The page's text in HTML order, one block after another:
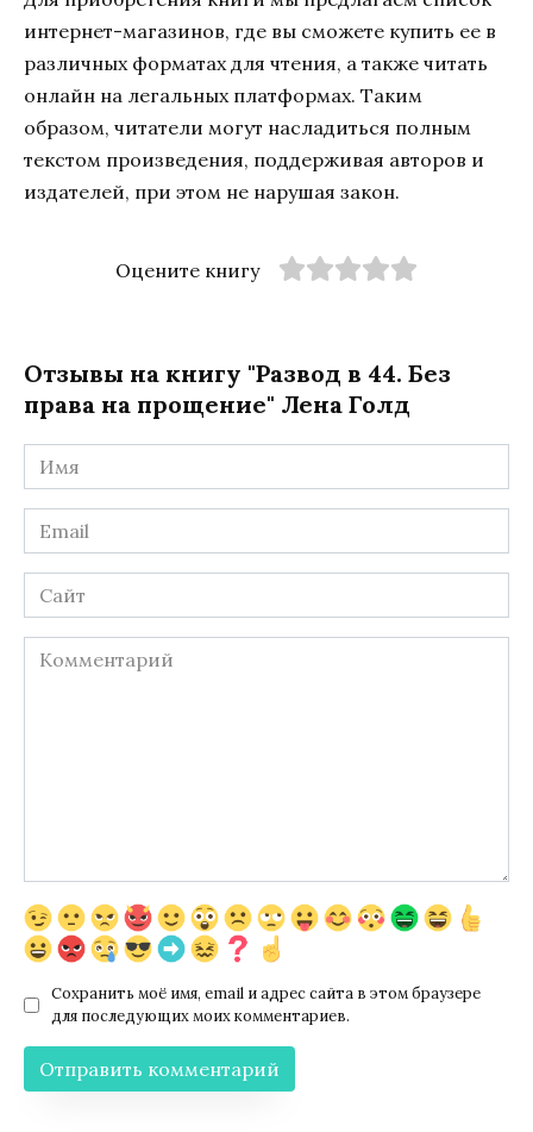
интернет-магазинов, где вы сможете купить ее в
различных форматах для чтения, а также читать
онлайн на легальных платформах. Таким
образом, читатели могут насладиться полным
текстом произведения, поддерживая авторов и
издателей, при этом не нарушая закон.
Оцените книгу
Отзывы на книгу "Развод в 44. Без
права на прощение" Лена Голд
Имя
*
Email
*
Сайт
Комментарий
Сохранить моё имя, email и адрес сайта в этом браузере
для последующих моих комментариев.